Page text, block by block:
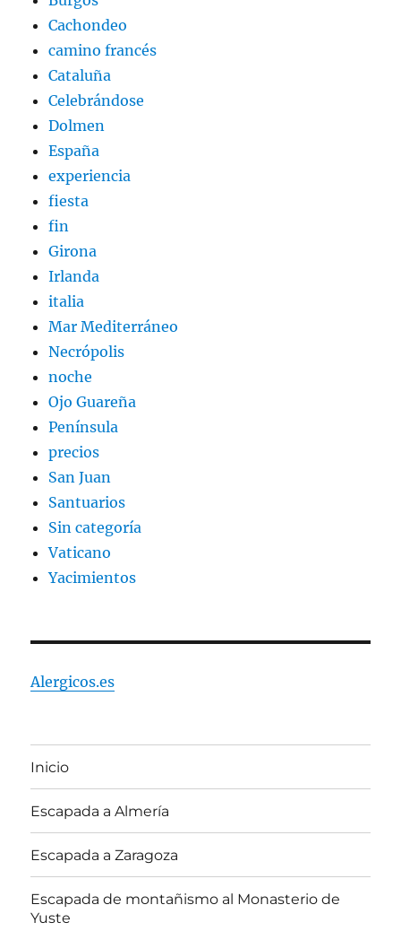
Cachondeo
camino francés
Cataluña
Celebrándose
Dolmen
España
experiencia
fiesta
fin
Girona
Irlanda
italia
Mar Mediterráneo
Necrópolis
noche
Ojo Guareña
Península
precios
San Juan
Santuarios
Sin categoría
Vaticano
Yacimientos
Alergicos.es
Inicio
Escapada a Almería
Escapada a Zaragoza
Escapada de montañismo al Monasterio de
Yuste